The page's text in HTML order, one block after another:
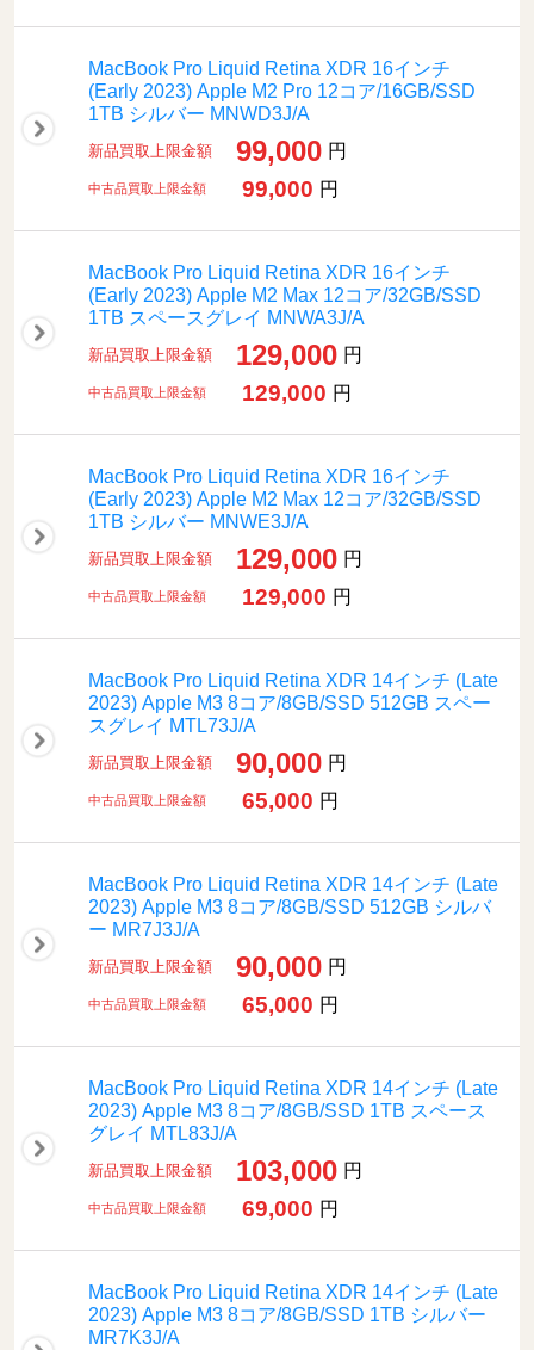
MacBook Pro Liquid Retina XDR 16インチ
(Early 2023) Apple M2 Pro 12コア/16GB/SSD
1TB シルバー MNWD3J/A
新品買取上限金額 99,000 円
中古品買取上限金額 99,000 円
MacBook Pro Liquid Retina XDR 16インチ
(Early 2023) Apple M2 Max 12コア/32GB/SSD
1TB スペースグレイ MNWA3J/A
新品買取上限金額 129,000 円
中古品買取上限金額 129,000 円
MacBook Pro Liquid Retina XDR 16インチ
(Early 2023) Apple M2 Max 12コア/32GB/SSD
1TB シルバー MNWE3J/A
新品買取上限金額 129,000 円
中古品買取上限金額 129,000 円
MacBook Pro Liquid Retina XDR 14インチ (Late
2023) Apple M3 8コア/8GB/SSD 512GB スペー
スグレイ MTL73J/A
新品買取上限金額 90,000 円
中古品買取上限金額 65,000 円
MacBook Pro Liquid Retina XDR 14インチ (Late
2023) Apple M3 8コア/8GB/SSD 512GB シルバ
ー MR7J3J/A
新品買取上限金額 90,000 円
中古品買取上限金額 65,000 円
MacBook Pro Liquid Retina XDR 14インチ (Late
2023) Apple M3 8コア/8GB/SSD 1TB スペース
グレイ MTL83J/A
新品買取上限金額 103,000 円
中古品買取上限金額 69,000 円
MacBook Pro Liquid Retina XDR 14インチ (Late
2023) Apple M3 8コア/8GB/SSD 1TB シルバー
MR7K3J/A